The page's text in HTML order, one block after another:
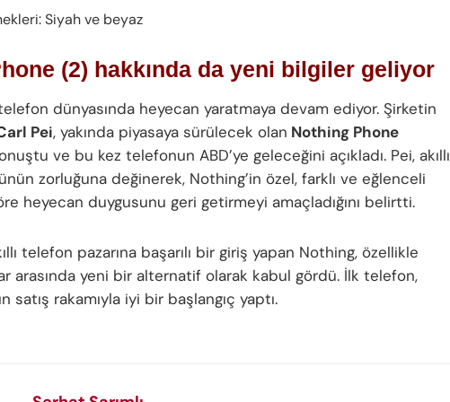
Siyah ve beyaz
(2) hakkında da yeni bilgiler geliyor
telefon dünyasında heyecan yaratmaya devam ediyor. Şirketin
Pei, yakında piyasaya sürülecek olan Nothing Phone
ve bu kez telefonun ABD’ye geleceğini açıkladı. Pei, akıllı
zorluğuna değinerek, Nothing’in özel, farklı ve eğlenceli
heyecan duygusunu geri getirmeyi amaçladığını belirtti.
telefon pazarına başarılı bir giriş yapan Nothing, özellikle
arasında yeni bir alternatif olarak kabul gördü. İlk telefon,
satış rakamıyla iyi bir başlangıç yaptı.